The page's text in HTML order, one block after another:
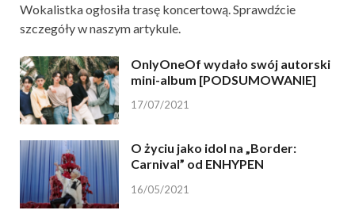
Wokalistka ogłosiła trasę koncertową. Sprawdźcie
szczegóły w naszym artykule.
OnlyOneOf wydało swój autorski
mini-album [PODSUMOWANIE]
17/07/2021
O życiu jako idol na „Border:
Carnival” od ENHYPEN
16/05/2021